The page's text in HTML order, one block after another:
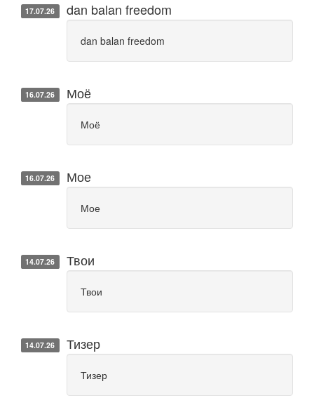
17.07.26 dan balan freedom
dan balan freedom
16.07.26 Моё
Моё
16.07.26 Мое
Мое
14.07.26 Твои
Твои
14.07.26 Тизер
Тизер